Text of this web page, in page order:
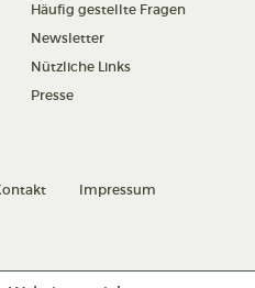
Häufig gestellte Fragen
Newsletter
Nützliche Links
Presse
Impressum